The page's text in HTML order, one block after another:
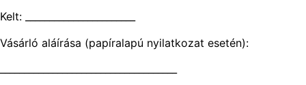
Kelt: _______________________
Vásárló aláírása (papíralapú nyilatkozat esetén):